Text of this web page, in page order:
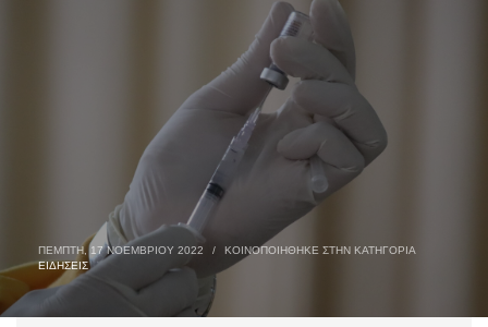
ΠΈΜΠΤΗ, 17 ΝΟΕΜΒΡΊΟΥ 2022 /
ΚΟΙΝΟΠΟΙΉΘΗΚΕ ΣΤΗΝ ΚΑΤΗΓΟΡΊΑ
ΕΙΔΉΣΕΙΣ